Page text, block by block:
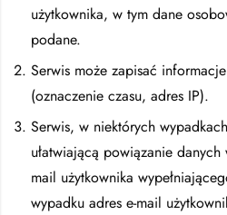
użytkownika, w tym dane
podane.
Serwis może zapisać
(oznaczenie czasu, adres IP).
Serwis, w niektórych
ułatwiającą powiązanie
mail użytkownika
wypadku adres e-mail